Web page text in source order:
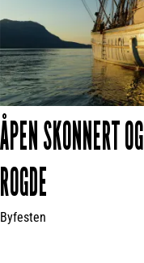
ÅPEN SKONNERT
ROGDE
Byfesten